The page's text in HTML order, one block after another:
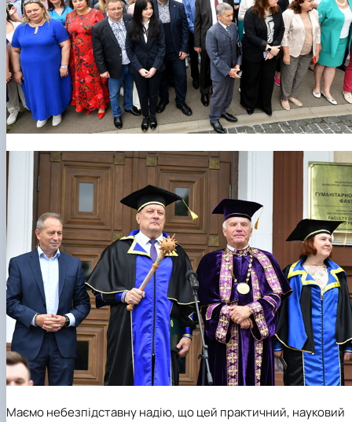
Маємо небезпідставну надію, що цей практичний, науковий